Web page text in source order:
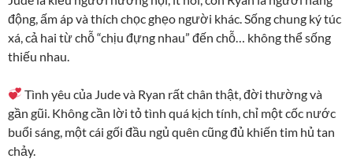
động, ấm áp và thích chọc ghẹo người khác. Sống chung ký túc
xá, cả hai từ chỗ “chịu đựng nhau” đến chỗ… không thể sống
thiếu nhau.
Tình yêu của Jude và Ryan rất chân thật, đời thường và
gần gũi. Không cần lời tỏ tình quá kịch tính, chỉ một cốc nước
buổi sáng, một cái gối đầu ngủ quên cũng đủ khiến tim hủ tan
chảy.